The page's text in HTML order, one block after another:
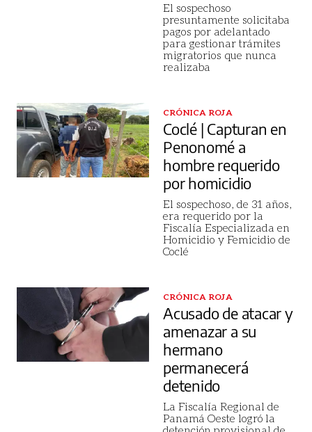
El sospechoso
presuntamente solicitaba
pagos por adelantado
para gestionar trámites
migratorios que nunca
realizaba
CRÓNICA ROJA
Coclé | Capturan en
Penonomé a
hombre requerido
por homicidio
El sospechoso, de 31 años,
era requerido por la
Fiscalía Especializada en
Homicidio y Femicidio de
Coclé
CRÓNICA ROJA
Acusado de atacar y
amenazar a su
hermano
permanecerá
detenido
La Fiscalía Regional de
Panamá Oeste logró la